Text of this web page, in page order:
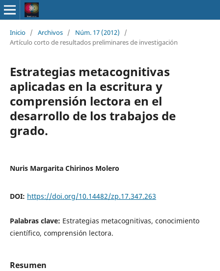
Inicio / Archivos / Núm. 17 (2012)
/
Artículo corto de resultados preliminares de investigación
Estrategias metacognitivas
aplicadas en la escritura y
comprensión lectora en el
desarrollo de los trabajos de
grado.
Nuris Margarita Chirinos Molero
DOI: https://doi.org/10.14482/zp.17.347.263
Palabras clave: Estrategias metacognitivas, conocimiento
científico, comprensión lectora.
Resumen